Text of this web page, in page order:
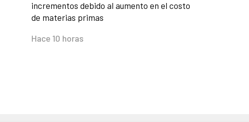
incrementos debido al aumento en el costo
de materias primas
Hace 10 horas